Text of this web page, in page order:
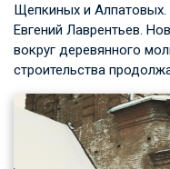
Щепкиных и Алпатовых.
Евгений Лаврентьев.
вокруг деревянного
строительства